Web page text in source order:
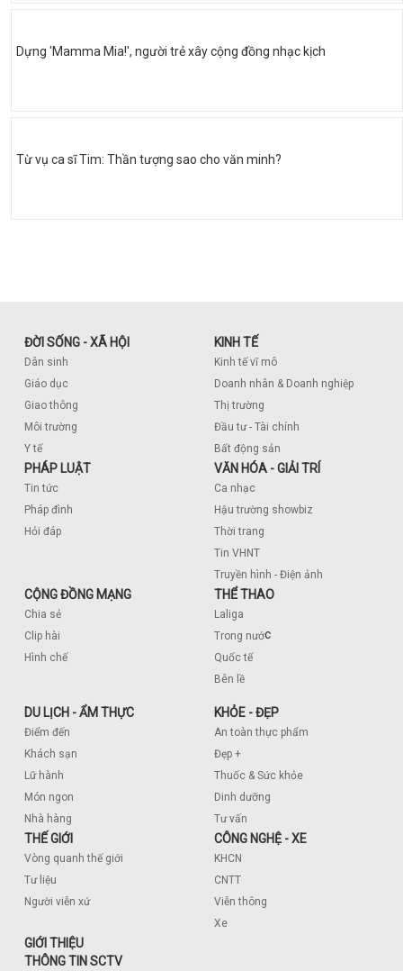
Dựng 'Mamma Mia!', người trẻ xây cộng đồng nhạc kịch
Từ vụ ca sĩ Tim: Thần tượng sao cho văn minh?
ĐỜI SỐNG - XÃ HỘI
Dân sinh
Giáo dục
Giao thông
Môi trường
Y tế
KINH TẾ
Kinh tế vĩ mô
Doanh nhân & Doanh nghiệp
Thị trường
Đầu tư - Tài chính
Bất động sản
PHÁP LUẬT
Tin tức
Pháp đình
Hỏi đáp
VĂN HÓA - GIẢI TRÍ
Ca nhạc
Hậu trường showbiz
Thời trang
Tin VHNT
Truyền hình - Điện ảnh
CỘNG ĐỒNG MẠNG
Chia sẻ
Clip hài
Hình chế
THỂ THAO
Laliga
Trong nước
Quốc tế
Bên lề
DU LỊCH - ẨM THỰC
Điểm đến
Khách sạn
Lữ hành
Món ngon
Nhà hàng
KHỎE - ĐẸP
An toàn thực phẩm
Đẹp +
Thuốc & Sức khỏe
Dinh dưỡng
Tư vấn
THẾ GIỚI
Vòng quanh thế giới
Tư liệu
Người viễn xứ
CÔNG NGHỆ - XE
KHCN
CNTT
Viễn thông
Xe
GIỚI THIỆU
THÔNG TIN SCTV